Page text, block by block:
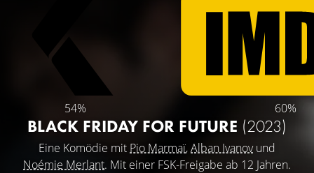
54% 60%
BLACK FRIDAY FOR FUTURE (2023)
Eine Komödie mit Pio Marmaï,Alban Ivanovund
Noémie Merlant. Mit einer FSK-Freigabe ab 12 Jahren.